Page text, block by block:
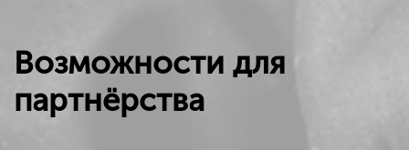
Возможности для
партнёрства